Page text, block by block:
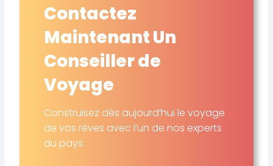
Contactez
Maintenant Un
Conseiller de
Voyage
Construisez dès aujourd’hui le voyage
de vos rêves avec l’un de nos experts
du pays: